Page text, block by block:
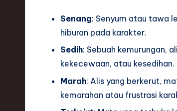
Senang: Senyum atau tawa
hiburan pada karakter.
Sedih: Sebuah kemurungan,
kekecewaan, atau kesedihan.
Marah: Alis yang berkerut,
kemarahan atau frustrasi